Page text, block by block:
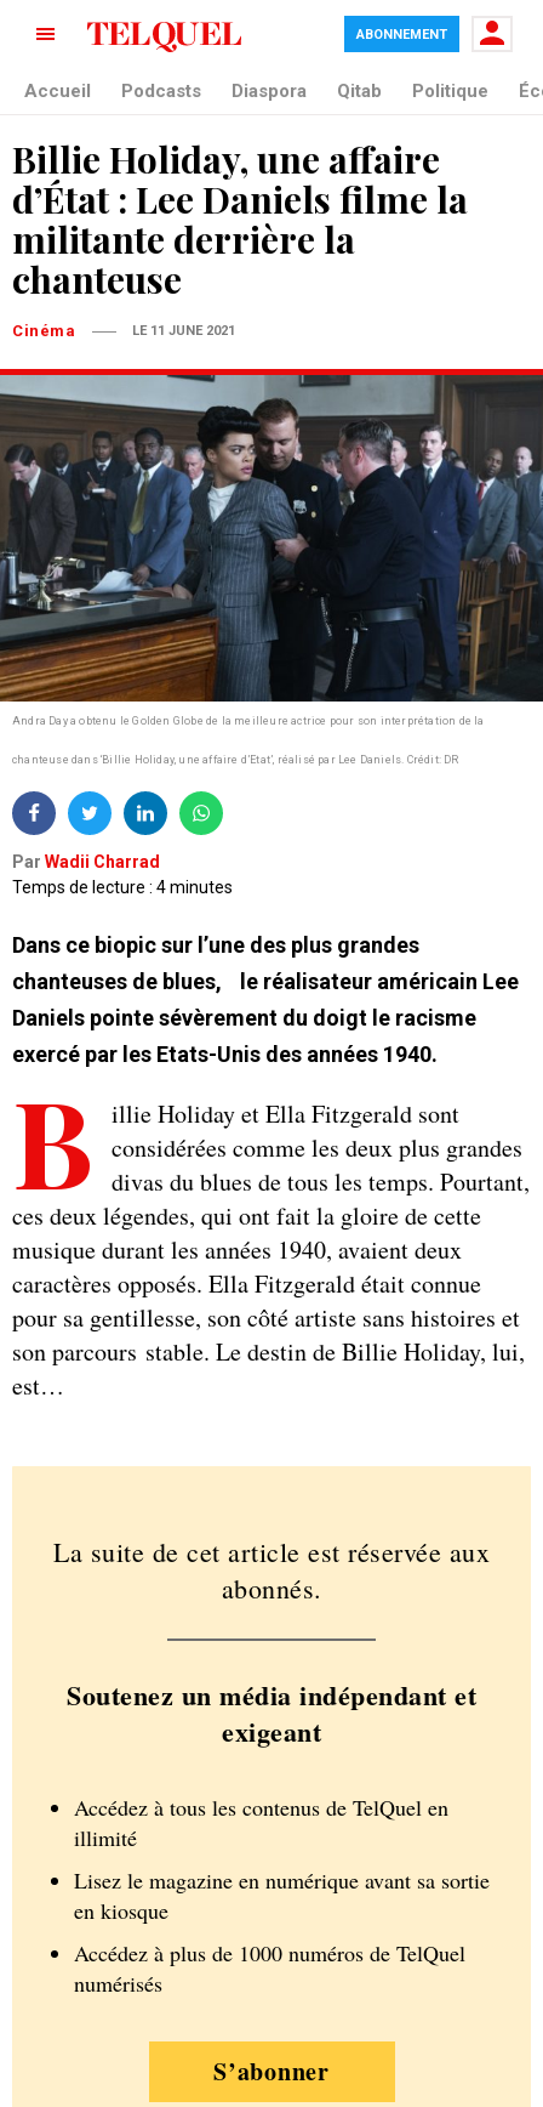
ABONNEMENT
Accueil Podcasts Diaspora Qitab Politique
Billie Holiday, une affaire
d’État : Lee Daniels filme la
militante derrière la
chanteuse
Cinéma LE 11 JUNE 2021
Andra Day a obtenu le Golden Globe de la meilleure actrice pour son interprétation de la
chanteuse dans ‘Billie Holiday, une affaire d’Etat’, réalisé par Lee Daniels. Crédit: DR
Par Wadii Charrad
Temps de lecture : 4 minutes
Dans ce biopic sur l’une des plus grandes
chanteuses de blues, le réalisateur américain Lee
Daniels pointe sévèrement du doigt le racisme
exercé par les Etats-Unis des années 1940.
B
illie Holiday et Ella Fitzgerald sont
considérées comme les deux plus grandes
divas du blues de tous les temps. Pourtant,
ces deux légendes, qui ont fait la gloire de cette
musique durant les années 1940, avaient deux
caractères opposés. Ella Fitzgerald était connue
pour sa gentillesse, son côté artiste sans histoires et
son parcours stable. Le destin de Billie Holiday, lui,
est…
La suite de cet article est réservée aux
abonnés.
Soutenez un média indépendant et
exigeant
Accédez à tous les contenus de TelQuel en
illimité
Lisez le magazine en numérique avant sa sortie
en kiosque
Accédez à plus de 1000 numéros de TelQuel
numérisés
S’abonner